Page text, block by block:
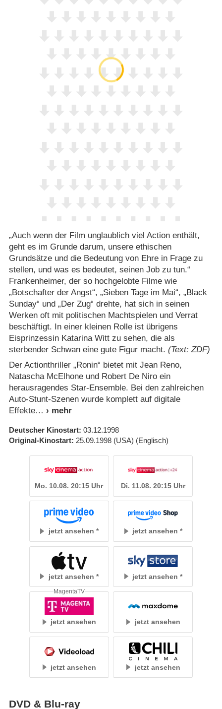
„Auch wenn der Film unglaublich viel Action enthält,
geht es im Grunde darum, unsere ethischen
Grundsätze und die Bedeutung von Ehre in Frage zu
stellen, und was es bedeutet, seinen Job zu tun.“
Frankenheimer, der so hochgelobte Filme wie
„Botschafter der Angst“, „Sieben Tage im Mai“, „Black
Sunday“ und „Der Zug“ drehte, hat sich in seinen
Werken oft mit politischen Machtspielen und Verrat
beschäftigt. In einer kleinen Rolle ist übrigens
Eisprinzessin Katarina Witt zu sehen, die als
sterbender Schwan eine gute Figur macht. (Text: ZDF)
Der Actionthriller „Ronin“ bietet mit Jean Reno,
Natascha McElhone und Robert De Niro ein
herausragendes Star-Ensemble. Bei den zahlreichen
Auto-Stunt-Szenen wurde komplett auf digitale
Effekte
Deutscher Kinostart 03.12.1998
Original-Kinostart 25.09.1998 (USA) (Englisch)
Mo. 10.08. 20:15 Uhr Di. 11.08. 20:15 Uhr
jetzt ansehen jetzt ansehen
jetzt ansehen jetzt ansehen
jetzt ansehen
MagentaTV
jetzt ansehen
jetzt ansehen jetzt ansehen
DVD & Blu-ray